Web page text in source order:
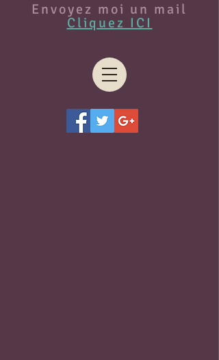
Envoyez moi un mail
Cliquez ICI